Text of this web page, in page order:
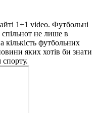
1+1 video. Футбольні
не лише в
кількість футбольних
яких хотів би знати